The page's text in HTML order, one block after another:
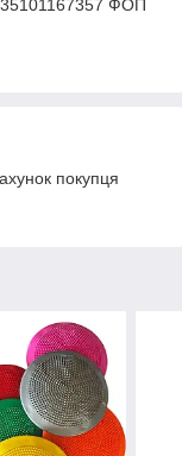
ФОП
покупця